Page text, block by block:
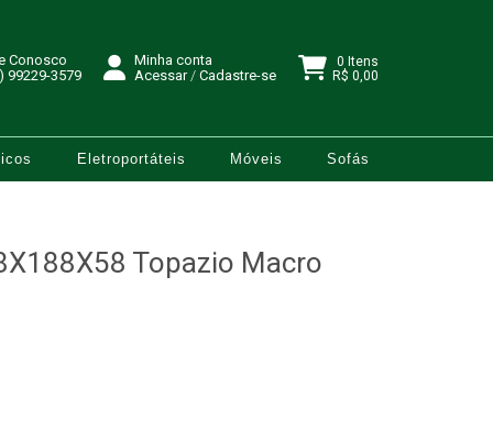
Conosco
99229-3579
Minha conta
Acessar/ Cadastre-se
0 Itens
R$ 0,00
Eletroportáteis Móveis Sofás
Topazio Macro